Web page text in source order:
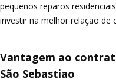
pequenos reparos residenciais
investir na melhor relação de
Vantagem ao
São Sebastiao